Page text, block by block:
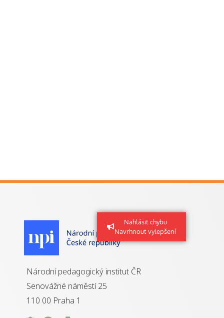
Nahlásit chybu
Navrhnout vylepšení
Národní pedagogický institut ČR
Senovážné náměstí 25
110 00 Praha 1